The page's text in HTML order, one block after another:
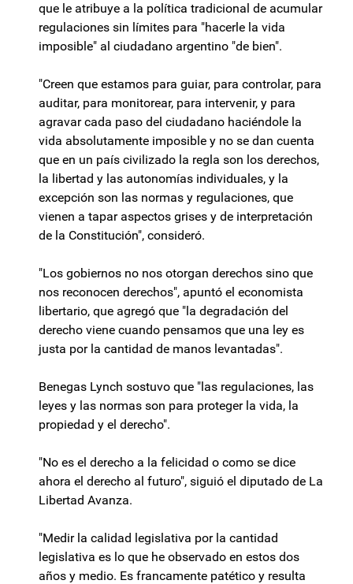
que le atribuye a la política tradicional de acumular
regulaciones sin límites para "hacerle la vida
imposible" al ciudadano argentino "de bien".
"Creen que estamos para guiar, para controlar, para
auditar, para monitorear, para intervenir, y para
agravar cada paso del ciudadano haciéndole la
vida absolutamente imposible y no se dan cuenta
que en un país civilizado la regla son los derechos,
la libertad y las autonomías individuales, y la
excepción son las normas y regulaciones, que
vienen a tapar aspectos grises y de interpretación
de la Constitución", consideró.
"Los gobiernos no nos otorgan derechos sino que
nos reconocen derechos", apuntó el economista
libertario, que agregó que "la degradación del
derecho viene cuando pensamos que una ley es
justa por la cantidad de manos levantadas".
Benegas Lynch sostuvo que "las regulaciones, las
leyes y las normas son para proteger la vida, la
propiedad y el derecho".
"No es el derecho a la felicidad o como se dice
ahora el derecho al futuro", siguió el diputado de La
Libertad Avanza.
"Medir la calidad legislativa por la cantidad
legislativa es lo que he observado en estos dos
años y medio. Es francamente patético y resulta